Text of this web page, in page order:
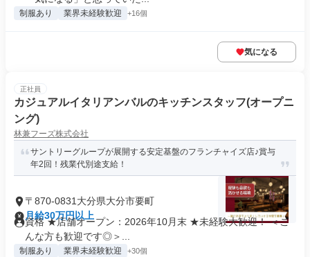
制服あり 業界未経験歓迎 +16個
気になる
正社員
カジュアルイタリアンバルのキッチンスタッフ(オープニ
ング)
林兼フーズ株式会社
サントリーグループが展開する安定基盤のフランチャイズ店♪賞与
年2回！残業代別途支給！
〒870-0831大分県大分市要町
月給30万円以上
資格 ★店舗オープン：2026年10月末 ★未経験大歓迎！ ＜こ
んな方も歓迎です◎＞...
制服あり 業界未経験歓迎 +30個